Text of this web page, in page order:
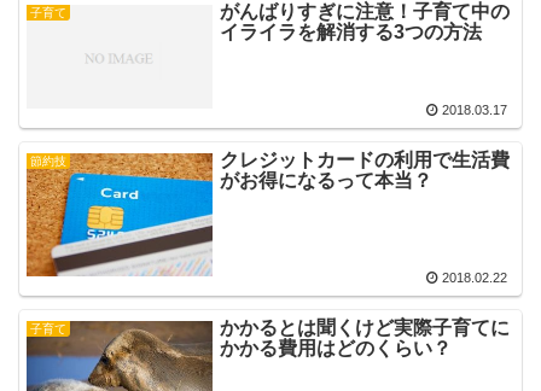
子育て
がんばりすぎに注意！子育て中の
イライラを解消する3つの方法
2018.03.17
節約技
クレジットカードの利用で生活費
がお得になるって本当？
2018.02.22
子育て
かかるとは聞くけど実際子育てに
かかる費用はどのくらい？